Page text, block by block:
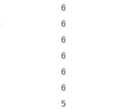
6
6
6
6
6
6
5